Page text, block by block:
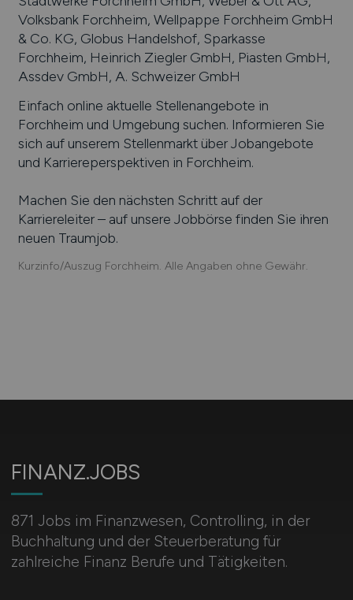
Volksbank Forchheim, Wellpappe Forchheim GmbH
& Co. KG, Globus Handelshof, Sparkasse
Forchheim, Heinrich Ziegler GmbH, Piasten GmbH,
Assdev GmbH, A. Schweizer GmbH
Einfach online aktuelle Stellenangebote in
Forchheim und Umgebung suchen. Informieren Sie
sich auf unserem Stellenmarkt über Jobangebote
und Karriereperspektiven in Forchheim.
Machen Sie den nächsten Schritt auf der
Karriereleiter – auf unsere Jobbörse finden Sie ihren
neuen Traumjob.
Kurzinfo/Auszug Forchheim. Alle Angaben ohne Gewähr.
FINANZ.JOBS
871 Jobs im Finanzwesen, Controlling, in der
Buchhaltung und der Steuerberatung für
zahlreiche Finanz Berufe und Tätigkeiten.